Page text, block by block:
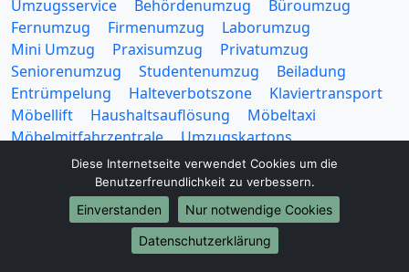
Umzugsservice Behördenumzug
Büroumzug
Fernumzug
Firmenumzug
Laborumzug
Mini Umzug
Praxisumzug
Privatumzug
Seniorenumzug
Studentenumzug
Beiladung
Entrümpelung
Halteverbotszone
Klaviertransport
Möbellift
Haushaltsauflösung
Möbeltaxi
Möbelmitfahrzentrale
Umzugskartons
Europa-Umzüge
Diese Internetseite verwendet Cookies um die
Benutzerfreundlichkeit zu verbessern.
Einverstanden
Nur notwendige Cookies
Datenschutzerklärung